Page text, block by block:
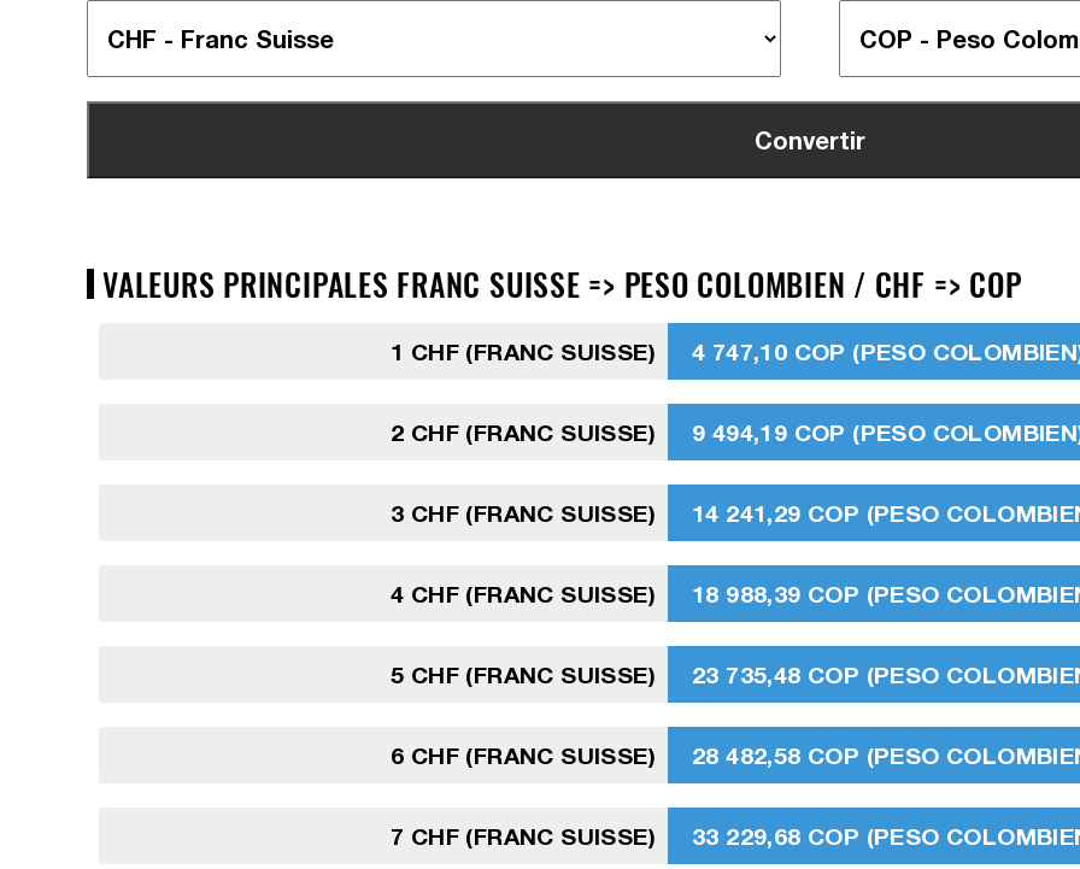
VALEURS PRINCIPALES FRANC SUISSE => PESO COLOMBIEN / CHF => COP
1 CHF (FRANC SUISSE) 4 747,10 COP (PESO
2 CHF (FRANC SUISSE) 9 494,19 COP (PESO
3 CHF (FRANC SUISSE) 14 241,29 COP (PESO
4 CHF (FRANC SUISSE) 18 988,39 COP (PESO
5 CHF (FRANC SUISSE) 23 735,48 COP (PESO
6 CHF (FRANC SUISSE) 28 482,58 COP (PESO
7 CHF (FRANC SUISSE) 33 229,68 COP (PESO